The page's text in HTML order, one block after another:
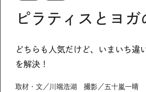
ピラティスとヨ
どちらも人気だけど、いまいち違
を解決！
取材・文／川端浩湖 撮影／五十嵐一晴